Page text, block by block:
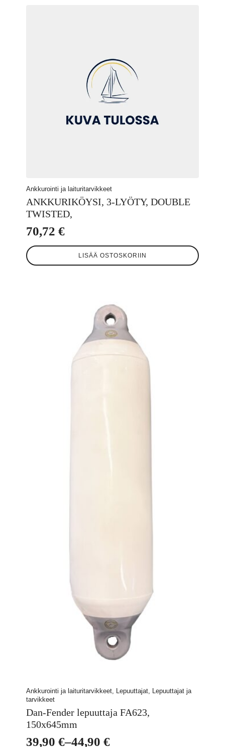
Ankkurointi ja laituritarvikkeet
ANKKURIKÖYSI, 3-LYÖTY, DOUBLE
TWISTED,
70,72 €
LISÄÄ OSTOSKORIIN
Ankkurointi ja laituritarvikkeet, Lepuuttajat, Lepuuttajat ja
tarvikkeet
Dan-Fender lepuuttaja FA623,
150x645mm
39,90 €–44,90 €